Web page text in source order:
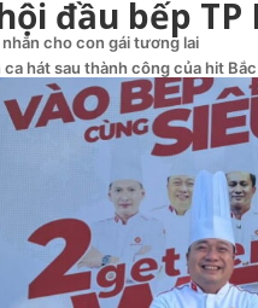
đầu bếp TP
cho con gái tương lai
hát sau thành công của hit